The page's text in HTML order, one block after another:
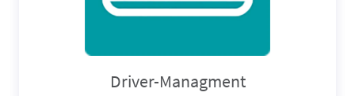
Driver-Managment